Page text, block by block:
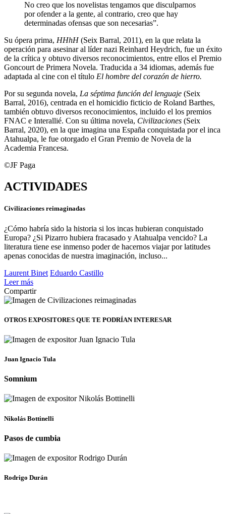
No creo que los novelistas tengamos que disculparnos
por ofender a la gente, al contrario, creo que hay
determinadas ofensas que son necesarias”.
Su ópera prima, HHhH(Seix Barral, 2011), en la que relata la
operación para asesinar al líder nazi Reinhard Heydrich, fue un éxito
de la crítica y obtuvo diversos reconocimientos, entre ellos el Premio
Goncourt de Primera Novela. Traducida a 34 idiomas, además fue
adaptada al cine con el título El hombre del corazón de hierro.
Por su segunda novela, La séptima función del lenguaje (Seix
Barral, 2016), centrada en el homicidio ficticio de Roland Barthes,
también obtuvo diversos reconocimientos, incluido el los premios
FNAC e Interallié. Con su última novela, Civilizaciones (Seix
Barral, 2020), en la que imagina una España conquistada por el inca
Atahualpa, le fue otorgado el Gran Premio de Novela de la
Academia Francesa.
©JF Paga
ACTIVIDADES
Civilizaciones reimaginadas
¿Cómo habría sido la historia si los incas hubieran conquistado
Europa? ¿Si Pizarro hubiera fracasado y Atahualpa vencido? La
literatura tiene ese inmenso poder de hacernos viajar por latitudes
apenas conocidas de nuestra imaginación, incluso...
Laurent Binet Eduardo Castillo
Leer más
Compartir
OTROS EXPOSITORES QUE TE PODRÍAN INTERESAR
Juan Ignacio Tula
Somnium
Nikolás Bottinelli
Pasos de cumbia
Rodrigo Durán